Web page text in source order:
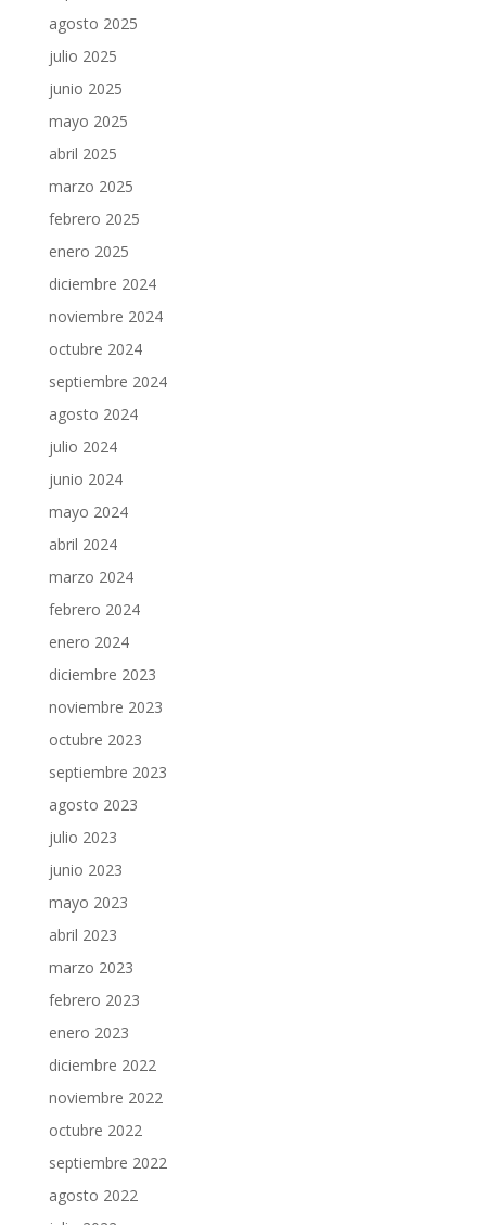
agosto 2025
julio 2025
junio 2025
mayo 2025
abril 2025
marzo 2025
febrero 2025
enero 2025
diciembre 2024
noviembre 2024
octubre 2024
septiembre 2024
agosto 2024
julio 2024
junio 2024
mayo 2024
abril 2024
marzo 2024
febrero 2024
enero 2024
diciembre 2023
noviembre 2023
octubre 2023
septiembre 2023
agosto 2023
julio 2023
junio 2023
mayo 2023
abril 2023
marzo 2023
febrero 2023
enero 2023
diciembre 2022
noviembre 2022
octubre 2022
septiembre 2022
agosto 2022